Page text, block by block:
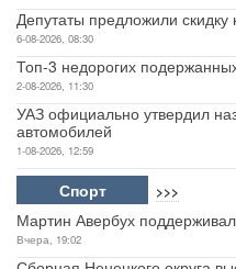
Депутаты предложили
6-08-2026, 08:30
Топ-3 недорогих
2-08-2026, 11:30
УАЗ официально утвердил
автомобилей
1-08-2026, 12:59
Спорт >>>
Мартин Авербух
Вчера, 19:02